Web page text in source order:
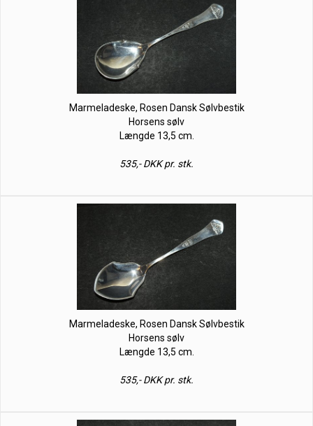
Marmeladeske, Rosen Dansk Sølvbestik
Horsens sølv
Længde 13,5 cm.
535,- DKK pr. stk.
Marmeladeske, Rosen Dansk Sølvbestik
Horsens sølv
Længde 13,5 cm.
535,- DKK pr. stk.